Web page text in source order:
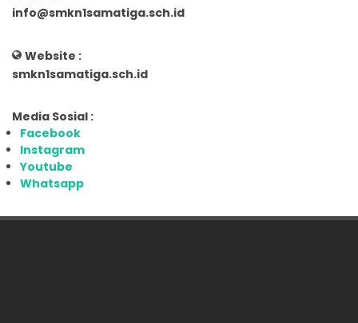
info@smkn1samatiga.sch.id
Website :
smkn1samatiga.sch.id
Media Sosial :
Facebook
Instagram
Youtube
Whatsapp